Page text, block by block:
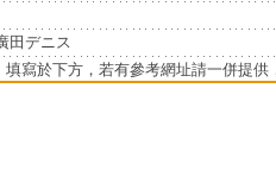
田デニス
填寫於下方，若有參考網址請一併提供